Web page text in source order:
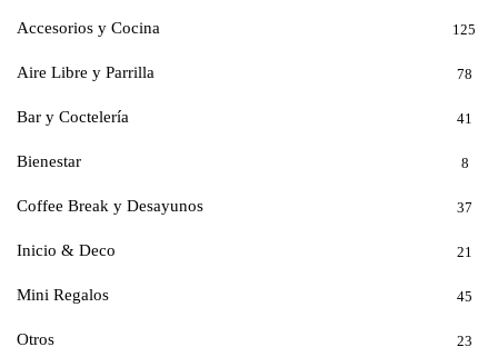
Accesorios y Cocina 125
Aire Libre y Parrilla 78
Bar y Coctelería 41
Bienestar 8
Coffee Break y Desayunos 37
Inicio & Deco 21
Mini Regalos 45
Otros 23